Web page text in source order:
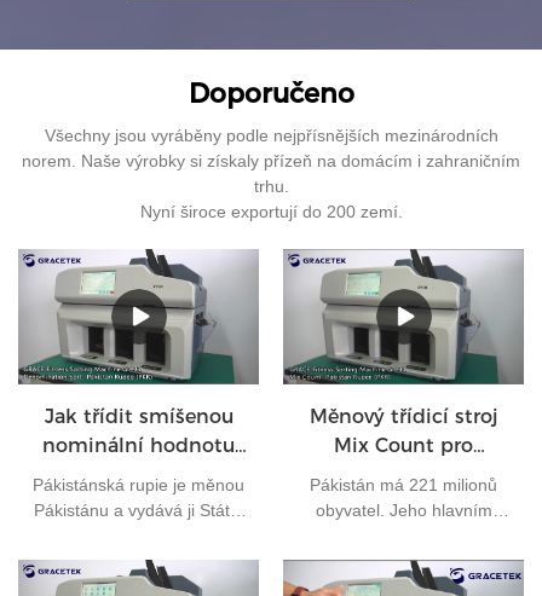
Doporučeno
Všechny jsou vyráběny podle nejpřísnějších mezinárodních
norem. Naše výrobky si získaly přízeň na domácím i zahraničním
trhu.
Nyní široce exportují do 200 zemí.
Jak třídit smíšenou
nominální hodnotu
pákistánských rupií?
Pákistánská rupie je měnou
Pákistánu a vydává ji Státní
současné době je v
Pákistánu v oběhu 7 druhů
Měnový třídicí stroj
Mix Count pro
pákistánské rupie
Pákistán má 221 milionů
obyvatel. Jeho hlavním
měnou je pákistánská rupie.
Je to jedna z nejčastěji